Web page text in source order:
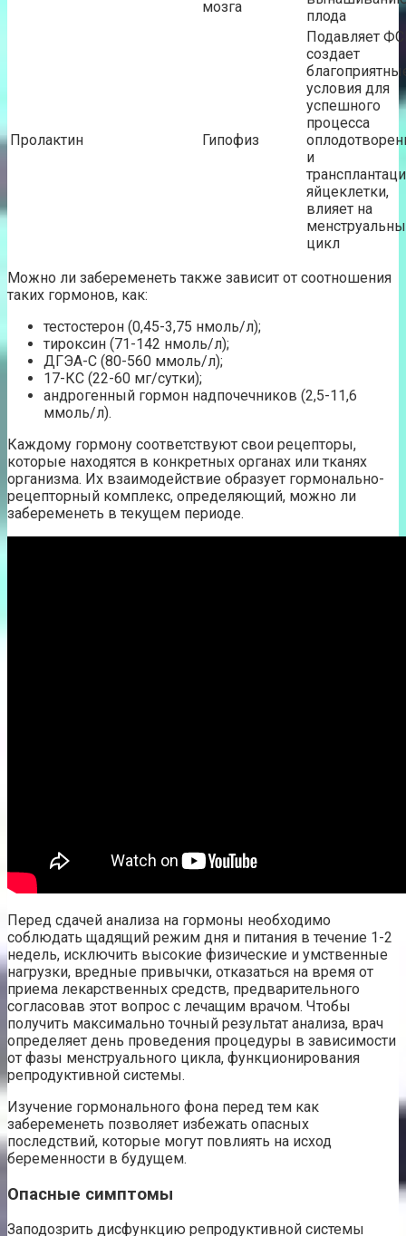
мозга
плода
Пролактин Гипофиз
Подавляет
создает
условия для
успешного
процесса
и
яйцеклетки,
влияет на
цикл
Можно ли забеременеть также зависит от соотношения
таких гормонов, как:
тестостерон (0,45-3,75 нмоль/л);
тироксин (71-142 нмоль/л);
ДГЭА-С (80-560 ммоль/л);
17-КС (22-60 мг/сутки);
андрогенный гормон надпочечников (2,5-11,6
ммоль/л).
Каждому гормону соответствуют свои рецепторы,
которые находятся в конкретных органах или тканях
организма. Их взаимодействие образует гормонально-
рецепторный комплекс, определяющий, можно ли
забеременеть в текущем периоде.
Перед сдачей анализа на гормоны необходимо
соблюдать щадящий режим дня и питания в течение 1-2
недель, исключить высокие физические и умственные
нагрузки, вредные привычки, отказаться на время от
приема лекарственных средств, предварительного
согласовав этот вопрос с лечащим врачом. Чтобы
получить максимально точный результат анализа, врач
определяет день проведения процедуры в зависимости
от фазы менструального цикла, функционирования
репродуктивной системы.
Изучение гормонального фона перед тем как
забеременеть позволяет избежать опасных
последствий, которые могут повлиять на исход
беременности в будущем.
Опасные симптомы
Заподозрить дисфункцию репродуктивной системы